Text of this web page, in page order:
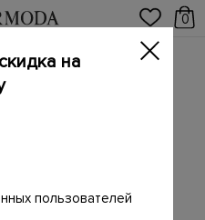
0
/ Мужские брюки
на
пользователей